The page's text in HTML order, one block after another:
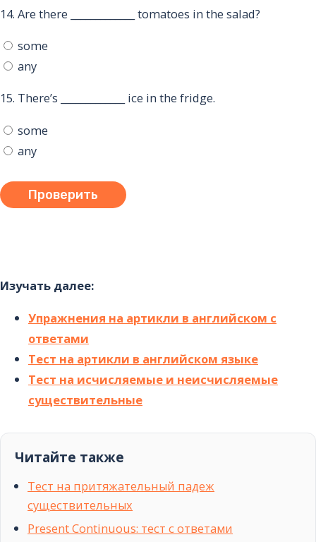
14. Are there _____________ tomatoes in the salad?
some
any
15. There’s _____________ ice in the fridge.
some
any
Изучать далее:
Упражнения на артикли в английском с
ответами
Тест на артикли в английском языке
Тест на исчисляемые и неисчисляемые
существительные
Читайте также
Тест на притяжательный падеж
существительных
Present Continuous: тест с ответами